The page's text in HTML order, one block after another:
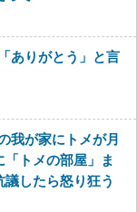
ありがとう」と言
我が家にトメが月
トメの部屋」ま
したら怒り狂う